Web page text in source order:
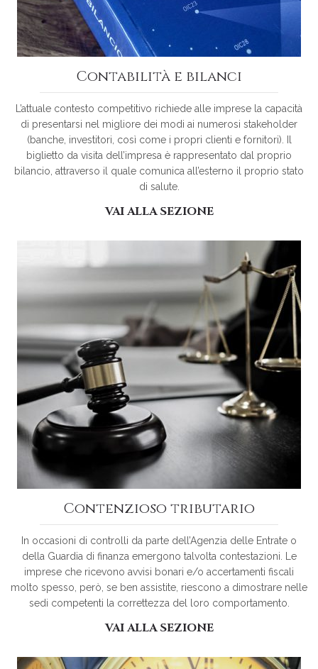
Contabilità e bilanci
L’attuale contesto competitivo richiede alle imprese la capacità
di presentarsi nel migliore dei modi ai numerosi stakeholder
(banche, investitori, così come i propri clienti e fornitori). Il
biglietto da visita dell’impresa è rappresentato dal proprio
bilancio, attraverso il quale comunica all’esterno il proprio stato
di salute.
VAI ALLA SEZIONE
Contenzioso tributario
In occasioni di controlli da parte dell’Agenzia delle Entrate o
della Guardia di finanza emergono talvolta contestazioni. Le
imprese che ricevono avvisi bonari e/o accertamenti fiscali
molto spesso, però, se ben assistite, riescono a dimostrare nelle
sedi competenti la correttezza del loro comportamento.
VAI ALLA SEZIONE